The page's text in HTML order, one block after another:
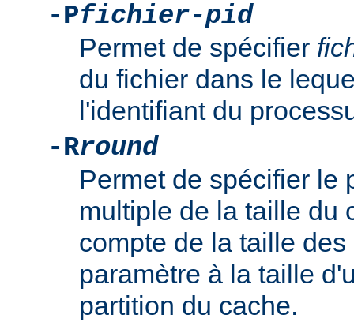
-Pfichier-pid
Permet de spécifier
du fichier dans le
l'identifiant du
-Rround
Permet de spécifier le
multiple de la taille du
compte de la taille
paramètre à la taille
partition du cache.